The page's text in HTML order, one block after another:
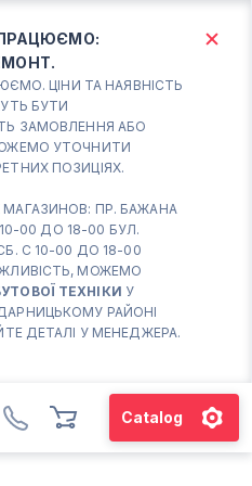
ПРАЦЮЄМО:
ЦІНИ ТА НАЯВНІСТЬ
БУТИ
ЗАМОВЛЕННЯ АБО
УТОЧНИТИ
ПОЗИЦІЯХ.
ПР. БАЖАНА
00 ДО 18-00 БУЛ.
С 10-00 ДО 18-00
МОЖЕМО
ТЕХНІКИ У
РАЙОНІ
ДЕТАЛІ У МЕНЕДЖЕРА.
Catalog
район
с10-00 до
42
– ПРАЦЮЄ
18-00